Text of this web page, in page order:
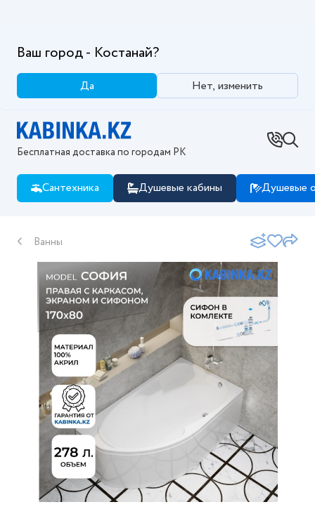
Ваш город - Костанай?
Да Нет, изменить
Бесплатная доставка по городам РК
Сантехника Душевые кабины Душевые
Ванны